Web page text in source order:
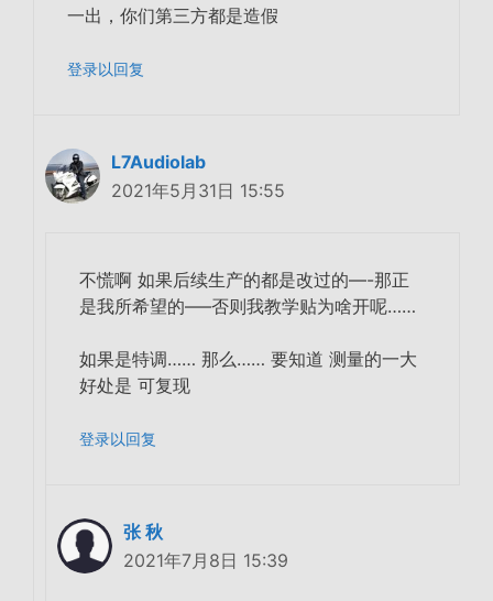
一出，你们第三方都是造假
登录以回复
L7Audiolab
2021年5月31日 15:55
不慌啊 如果后续生产的都是改过的—-那正
是我所希望的—–否则我教学贴为啥开呢……
如果是特调…… 那么…… 要知道 测量的一大
好处是 可复现
登录以回复
张 秋
2021年7月8日 15:39